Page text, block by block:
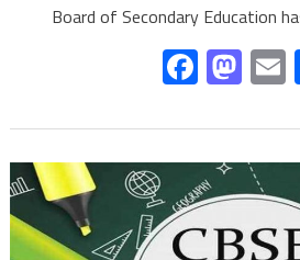
Board of Secondary Education